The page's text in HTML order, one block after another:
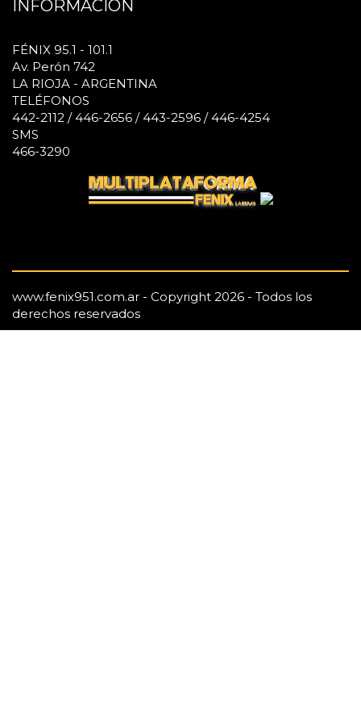
INFORMACIÓN
FÉNIX 95.1 - 101.1
Av. Perón 742
LA RIOJA - ARGENTINA
TELÉFONOS
442-2112 / 446-2656 / 443-2596 / 446-4254
SMS
466-3290
www.fenix951.com.ar - Copyright 2026 - Todos los
derechos reservados